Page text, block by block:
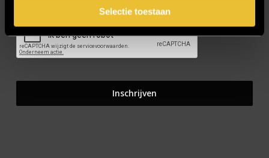
Selectie toestaan